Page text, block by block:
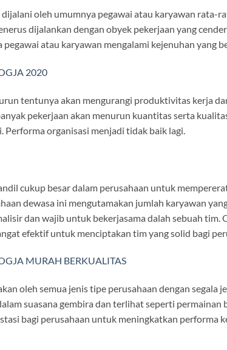
oleh umumnya pegawai atau karyawan rata-
dijalankan dengan obyek pekerjaan yang
atau karyawan mengalami kejenuhan yang
2020
tentunya akan mengurangi produktivitas kerja
pekerjaan akan menurun kuantitas serta
organisasi menjadi tidak baik lagi.
cukup besar dalam perusahaan untuk
dewasa ini mengutamakan jumlah karyawan
dan wajib untuk bekerjasama dalah sebuah tim.
efektif untuk menciptakan tim yang solid bagi
MURAH BERKUALITAS
oleh semua jenis tipe perusahaan dengan segala
suasana gembira dan terlihat seperti permainan
bagi perusahaan untuk meningkatkan performa